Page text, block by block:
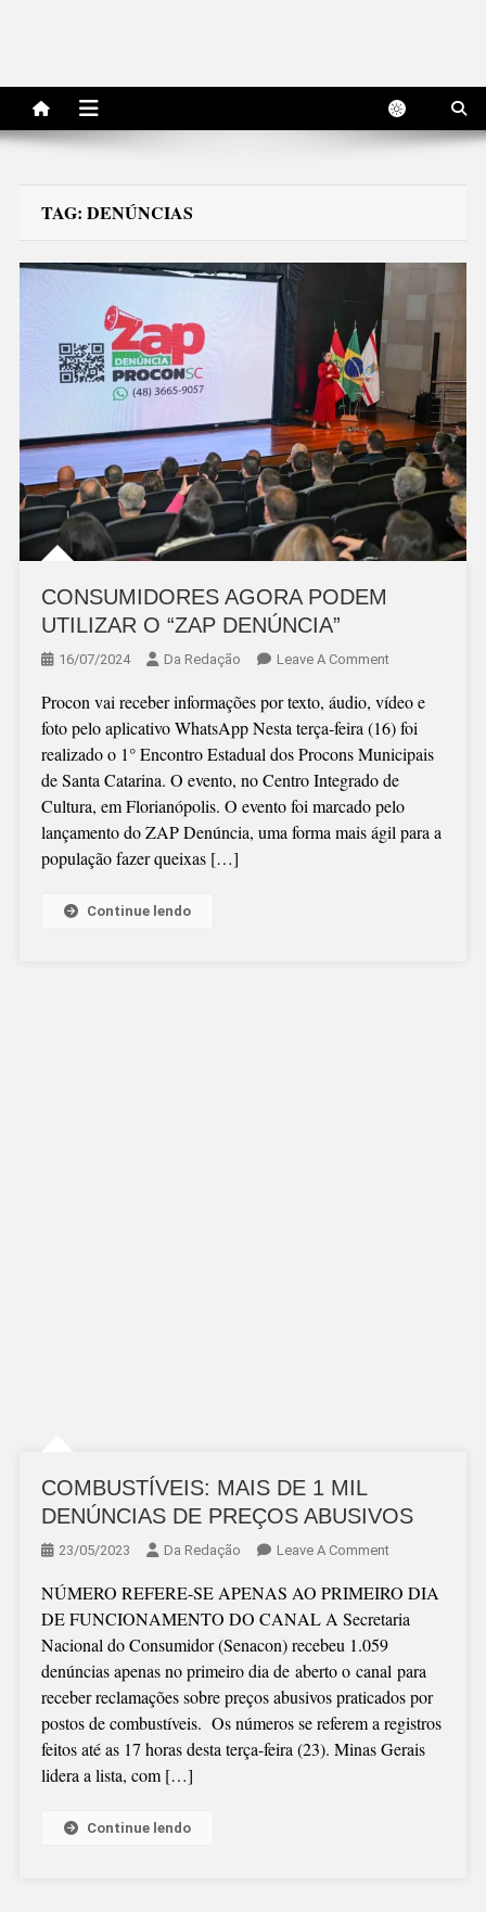
TAG: DENÚNCIAS
CONSUMIDORES AGORA PODEM
UTILIZAR O “ZAP DENÚNCIA”
16/07/2024 Da Redação Leave A CommentOn
AGORA
PODEM
UTILIZAR
O
“ZAP
DENÚNCIA”
Procon vai receber informações por texto, áudio, vídeo e
foto pelo aplicativo WhatsApp Nesta terça-feira (16) foi
realizado o 1° Encontro Estadual dos Procons Municipais
de Santa Catarina. O evento, no Centro Integrado de
Cultura, em Florianópolis. O evento foi marcado pelo
lançamento do ZAP Denúncia, uma forma mais ágil para a
população fazer queixas […]
Continue lendo
COMBUSTÍVEIS: MAIS DE 1 MIL
DENÚNCIAS DE PREÇOS ABUSIVOS
23/05/2023 Da Redação Leave A CommentOn
MAIS
DE
1
MIL
DENÚNCIAS
DE
PREÇOS
NÚMERO REFERE-SE APENAS AO PRIMEIRO DIA
DE FUNCIONAMENTO DO CANAL A Secretaria
Nacional do Consumidor (Senacon) recebeu 1.059
denúncias apenas no primeiro dia de aberto o canal para
receber reclamações sobre preços abusivos praticados por
postos de combustíveis. Os números se referem a registros
feitos até as 17 horas desta terça-feira (23). Minas Gerais
lidera a lista, com […]
Continue lendo